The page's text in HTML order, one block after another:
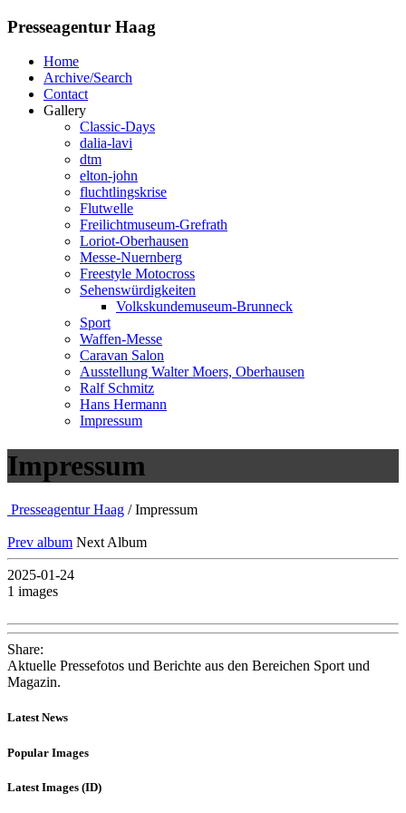
Presseagentur Haag
Home
Archive/Search
Contact
Gallery
Classic-Days
dalia-lavi
dtm
elton-john
fluchtlingskrise
Flutwelle
Freilichtmuseum-Grefrath
Loriot-Oberhausen
Messe-Nuernberg
Freestyle Motocross
Sehenswürdigkeiten
Volkskundemuseum-Brunneck
Sport
Waffen-Messe
Caravan Salon
Ausstellung Walter Moers, Oberhausen
Ralf Schmitz
Hans Hermann
Impressum
Impressum
Presseagentur Haag / Impressum
Prev album Next Album
2025-01-24
1 images
Share:
Aktuelle Pressefotos und Berichte aus den Bereichen Sport und
Magazin.
Latest News
Popular Images
Latest Images (ID)